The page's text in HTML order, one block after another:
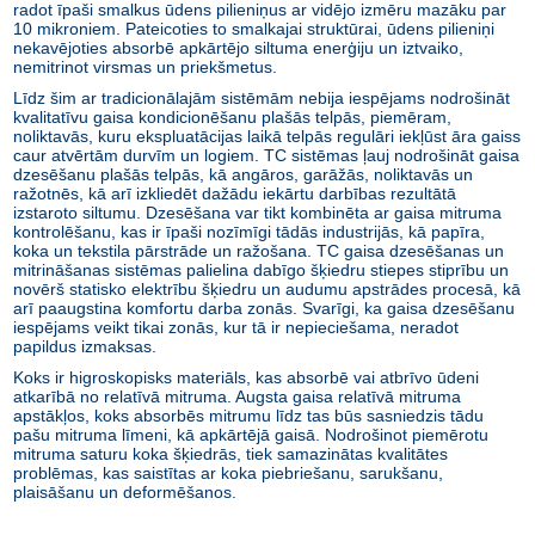
radot īpaši smalkus ūdens pilieniņus ar vidējo izmēru mazāku par
10 mikroniem. Pateicoties to smalkajai struktūrai, ūdens pilieniņi
nekavējoties absorbē apkārtējo siltuma enerģiju un iztvaiko,
nemitrinot virsmas un priekšmetus.
Līdz šim ar tradicionālajām sistēmām nebija iespējams nodrošināt
kvalitatīvu gaisa kondicionēšanu plašās telpās, piemēram,
noliktavās, kuru ekspluatācijas laikā telpās regulāri iekļūst āra gaiss
caur atvērtām durvīm un logiem. TC sistēmas ļauj nodrošināt gaisa
dzesēšanu plašās telpās, kā angāros, garāžās, noliktavās un
ražotnēs, kā arī izkliedēt dažādu iekārtu darbības rezultātā
izstaroto siltumu. Dzesēšana var tikt kombinēta ar gaisa mitruma
kontrolēšanu, kas ir īpaši nozīmīgi tādās industrijās, kā papīra,
koka un tekstila pārstrāde un ražošana. TC gaisa dzesēšanas un
mitrināšanas sistēmas palielina dabīgo šķiedru stiepes stiprību un
novērš statisko elektrību šķiedru un audumu apstrādes procesā, kā
arī paaugstina komfortu darba zonās. Svarīgi, ka gaisa dzesēšanu
iespējams veikt tikai zonās, kur tā ir nepieciešama, neradot
papildus izmaksas.
Koks ir higroskopisks materiāls, kas absorbē vai atbrīvo ūdeni
atkarībā no relatīvā mitruma. Augsta gaisa relatīvā mitruma
apstākļos, koks absorbēs mitrumu līdz tas būs sasniedzis tādu
pašu mitruma līmeni, kā apkārtējā gaisā. Nodrošinot piemērotu
mitruma saturu koka šķiedrās, tiek samazinātas kvalitātes
problēmas, kas saistītas ar koka piebriešanu, sarukšanu,
plaisāšanu un deformēšanos.